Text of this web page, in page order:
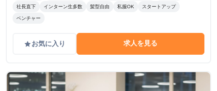
社長直下 インターン生多数 髪型自由 私服OK スタートアップ
ベンチャー
gradeお気に入り 求人を見る